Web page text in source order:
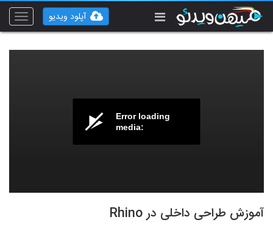
Toggle
آپلود ویدیو
Error loading
media:
آموزش طراحی داخلی در Rhino